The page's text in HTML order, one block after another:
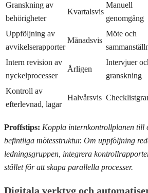
Granskning av
behörigheter
Kvartalsvis
Manuell
genomgång
Uppföljning av
avvikelserapporter
Månadsvis
Möte och
Intern revision av
nyckelprocesser
Årligen
Intervjuer
granskning
Kontroll av
efterlevnad, lagar
Halvårsvis
Proffstips: Koppla internkontrollplanen till
befintliga mötesstruktur. Om uppföljning
ledningsgruppen, integrera
stället för att skapa parallella processer.
Digitala verktyg och